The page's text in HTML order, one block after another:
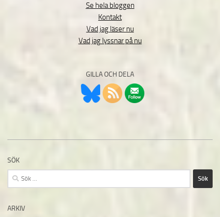
Se hela bloggen
Kontakt
Vad jag läser nu
Vad jag lyssnar på nu
GILLA OCH DELA
SÖK
Sök
efter:
ARKIV